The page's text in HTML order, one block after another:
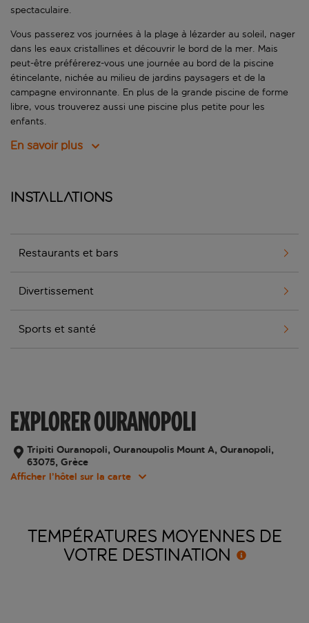
spectaculaire.
Vous passerez vos journées à la plage à lézarder au soleil, nager
dans les eaux cristallines et découvrir le bord de la mer. Mais
peut-être préférerez-vous une journée au bord de la piscine
étincelante, nichée au milieu de jardins paysagers et de la
campagne environnante. En plus de la grande piscine de forme
libre, vous trouverez aussi une piscine plus petite pour les
enfants.
En savoir plus
Installations
Restaurants et bars
Divertissement
Sports et santé
EXPLORER OURANOPOLI
Tripiti Ouranopoli, Ouranoupolis Mount A, Ouranopoli,
63075, Grèce
Afficher l’hôtel sur la carte
TEMPÉRATURES MOYENNES DE
VOTRE DESTINATION